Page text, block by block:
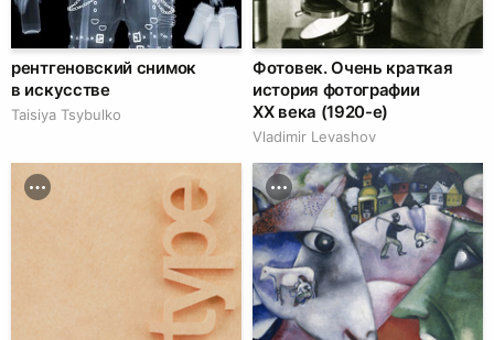
рентгеновский снимок
в искусстве
Taisiya Tsybulko
Фотовек. Очень краткая
история фотографии
XX века (1920-е)
Vladimir Levashov